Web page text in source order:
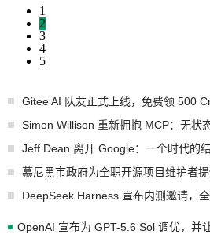
1
2
3
4
5
Gitee AI 队友正式上线，免费领 500
Simon Willison 重新拥抱 MCP：无状
Jeff Dean 离开 Google：一个时代的
慕尼黑市政府为全职开源项目维护者
OpenAI 宣布为 GPT-5.6 Sol 调优，并